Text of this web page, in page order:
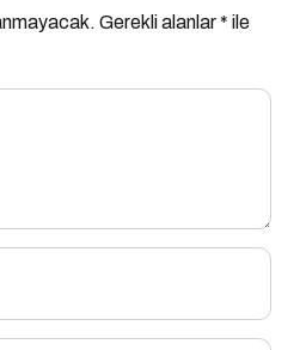
Gerekli alanlar* ile